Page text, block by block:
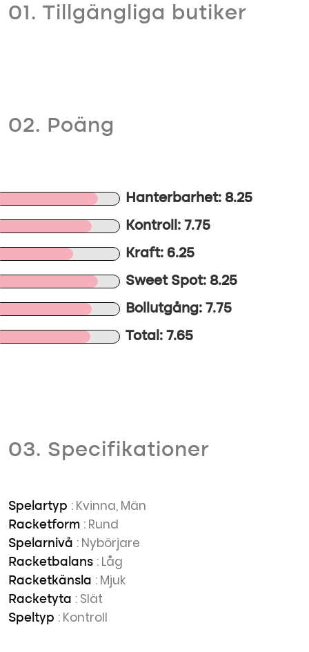
01. Tillgängliga butiker
02. Poäng
Hanterbarhet: 8.25
Kontroll: 7.75
Kraft: 6.25
Sweet Spot: 8.25
Bollutgång: 7.75
Total: 7.65
03. Specifikationer
Spelartyp : Kvinna, Män
Racketform : Rund
Spelarnivå : Nybörjare
Racketbalans : Låg
Racketkänsla : Mjuk
Racketyta : Slät
Speltyp : Kontroll